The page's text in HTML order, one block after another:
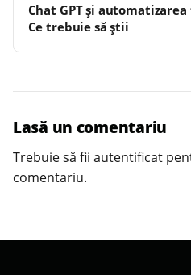
Chat GPT și
Ce trebuie să știi
Lasă un comentariu
Trebuie să fii autentificat
comentariu.